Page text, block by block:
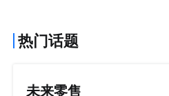
热门话题
未来零售